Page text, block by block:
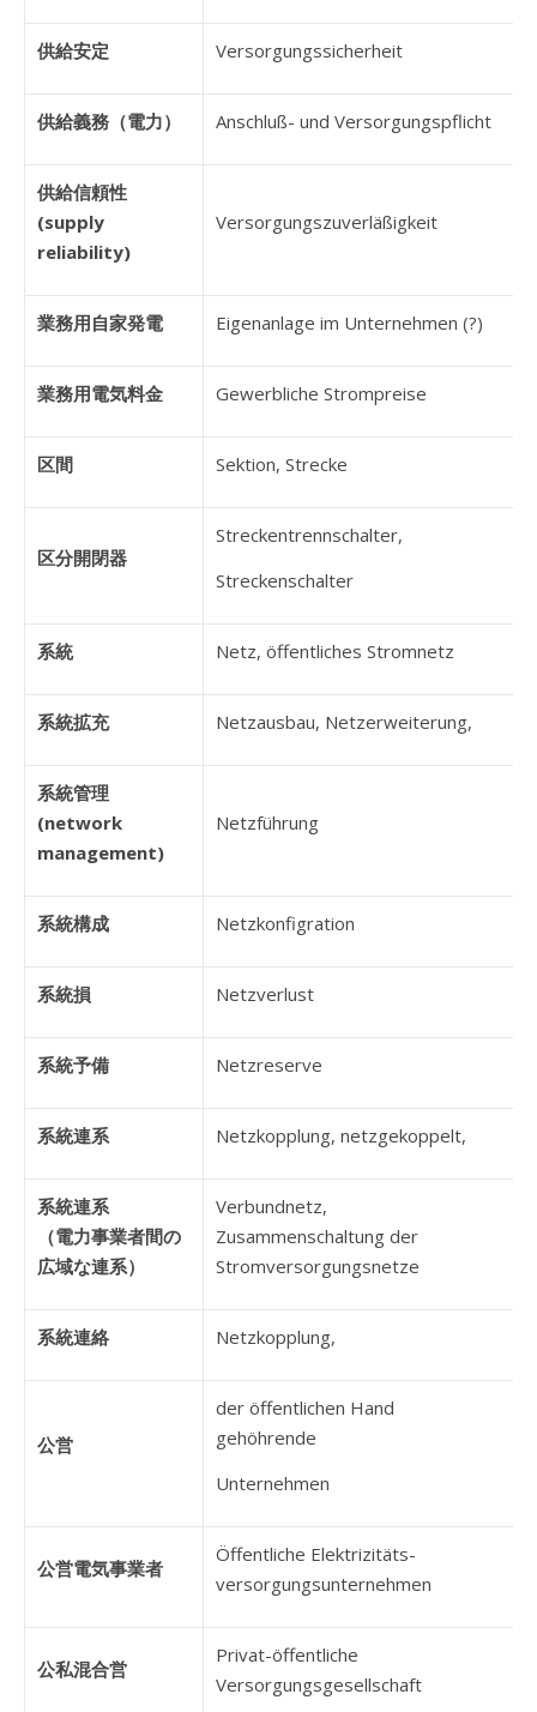
供給安定 Versorgungssicherheit
供給義務（電力） Anschluß- und Versorgungspflicht
供給信頼性
(supply
reliability)
Versorgungszuverläßigkeit
業務用自家発電 Eigenanlage im Unternehmen (?)
業務用電気料金 Gewerbliche Strompreise
区間 Sektion, Strecke
区分開閉器
Streckentrennschalter,
Streckenschalter
系統 Netz, öffentliches Stromnetz
系統拡充 Netzausbau, Netzerweiterung,
系統管理
(network
management)
Netzführung
系統構成 Netzkonfigration
系統損 Netzverlust
系統予備 Netzreserve
系統連系 Netzkopplung, netzgekoppelt,
系統連系
（電力事業者間の
広域な連系）
Verbundnetz,
Zusammenschaltung der
Stromversorgungsnetze
系統連絡 Netzkopplung,
公営
der öffentlichen Hand
gehöhrende
Unternehmen
公営電気事業者
Öffentliche Elektrizitäts-
versorgungsunternehmen
公私混合営
Privat-öffentliche
Versorgungsgesellschaft